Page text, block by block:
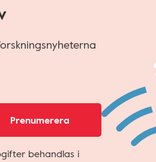
Prenumerera
behandlas i